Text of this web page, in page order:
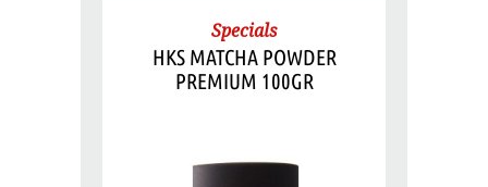
Specials
HKS MATCHA POWDER
PREMIUM 100GR